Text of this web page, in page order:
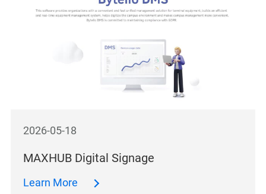
2026-05-18
MAXHUB Digital Signage
Learn More